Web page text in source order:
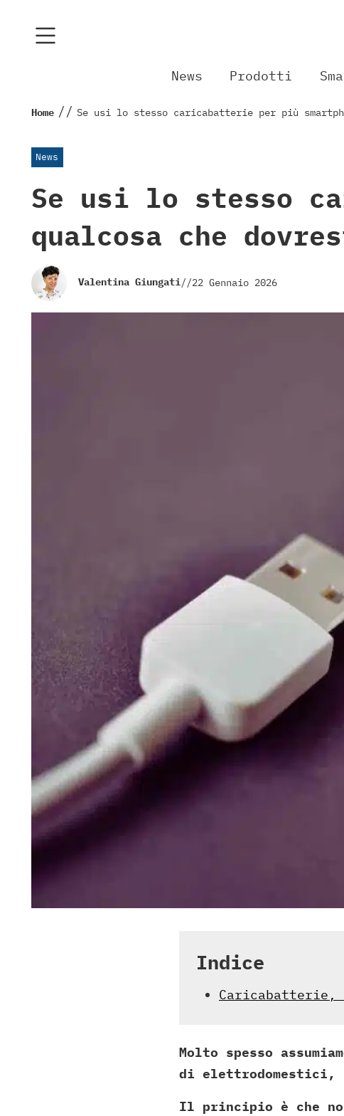
News Prodotti
Home // Se usi lo stesso caricabatterie per più
News
Se usi lo stesso
qualcosa che
Valentina Giungati//22 Gennaio 2026
Indice
Caricabatterie,
Molto spesso
di elettrodomestici,
Il principio è che